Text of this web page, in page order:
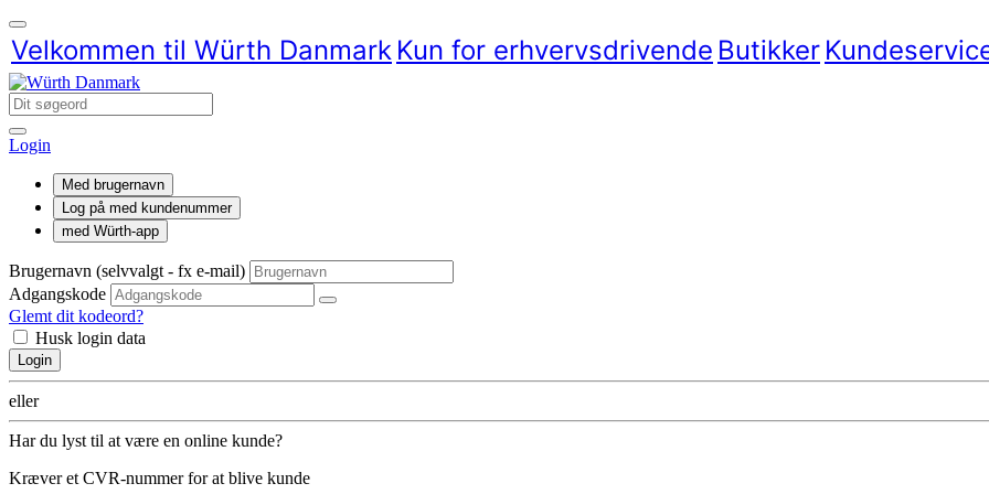
Velkommen til Würth Danmark Kun for erhvervsdrivende Butikker
Login
Med brugernavn
Log på med kundenummer
med Würth-app
Brugernavn (selvvalgt - fx e-mail)
Adgangskode
Glemt dit kodeord?
Husk login data
Login
eller
Har du lyst til at være en online kunde?
Kræver et CVR-nummer for at blive kunde